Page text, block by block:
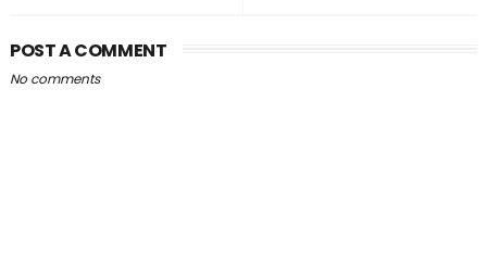
POST A COMMENT
No comments